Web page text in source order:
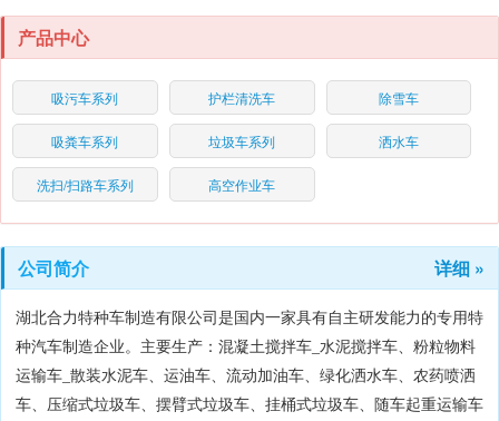
产品中心
吸污车系列 护栏清洗车 除雪车
吸粪车系列 垃圾车系列 洒水车
洗扫/扫路车系列 高空作业车
公司简介 详细 »
湖北合力特种车制造有限公司是国内一家具有自主研发能力的专用特
种汽车制造企业。主要生产：混凝土搅拌车_水泥搅拌车、粉粒物料
运输车_散装水泥车、运油车、流动加油车、绿化洒水车、农药喷洒
车、压缩式垃圾车、摆臂式垃圾车、挂桶式垃圾车、随车起重运输车